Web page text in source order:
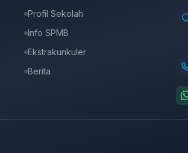
Profil Sekolah
Info SPMB
Ekstrakurikuler
Berita